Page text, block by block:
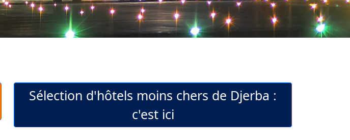
Sélection d'hôtels moins chers de Djerba :
c'est ici